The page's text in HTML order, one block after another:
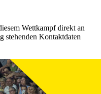
Wettkampf direkt an
stehenden Kontaktdaten